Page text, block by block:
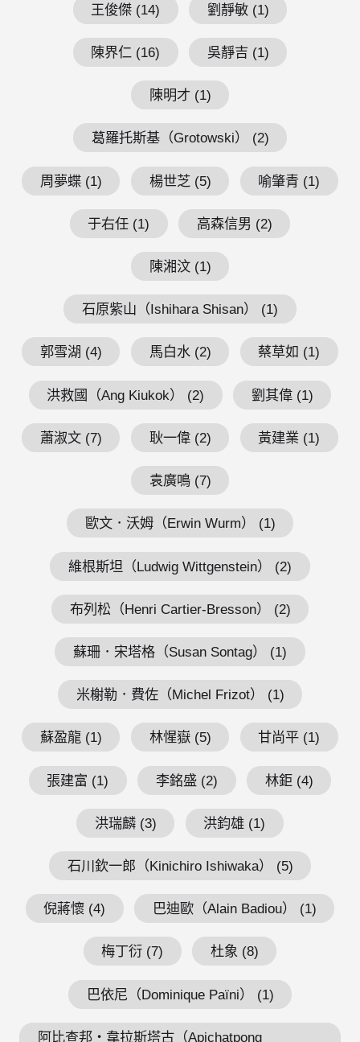
王俊傑 (14) 劉靜敏 (1)
陳界仁 (16) 吳靜吉 (1)
陳明才 (1)
葛羅托斯基（Grotowski） (2)
周夢蝶 (1) 楊世芝 (5) 喻肇青 (1)
于右任 (1) 高森信男 (2)
陳湘汶 (1)
石原紫山（Ishihara Shisan） (1)
郭雪湖 (4) 馬白水 (2) 蔡草如 (1)
洪救國（Ang Kiukok） (2) 劉其偉 (1)
蕭淑文 (7) 耿一偉 (2) 黃建業 (1)
袁廣鳴 (7)
歐文．沃姆（Erwin Wurm） (1)
維根斯坦（Ludwig Wittgenstein） (2)
布列松（Henri Cartier-Bresson） (2)
蘇珊．宋塔格（Susan Sontag） (1)
米榭勒．費佐（Michel Frizot） (1)
蘇盈龍 (1) 林惺嶽 (5) 甘尚平 (1)
張建富 (1) 李銘盛 (2) 林鉅 (4)
洪瑞麟 (3) 洪鈞雄 (1)
石川欽一郎（Kinichiro Ishiwaka） (5)
倪蔣懷 (4) 巴迪歐（Alain Badiou） (1)
梅丁衍 (7) 杜象 (8)
巴依尼（Dominique Païni） (1)
阿比查邦・韋拉斯塔古（Apichatpong